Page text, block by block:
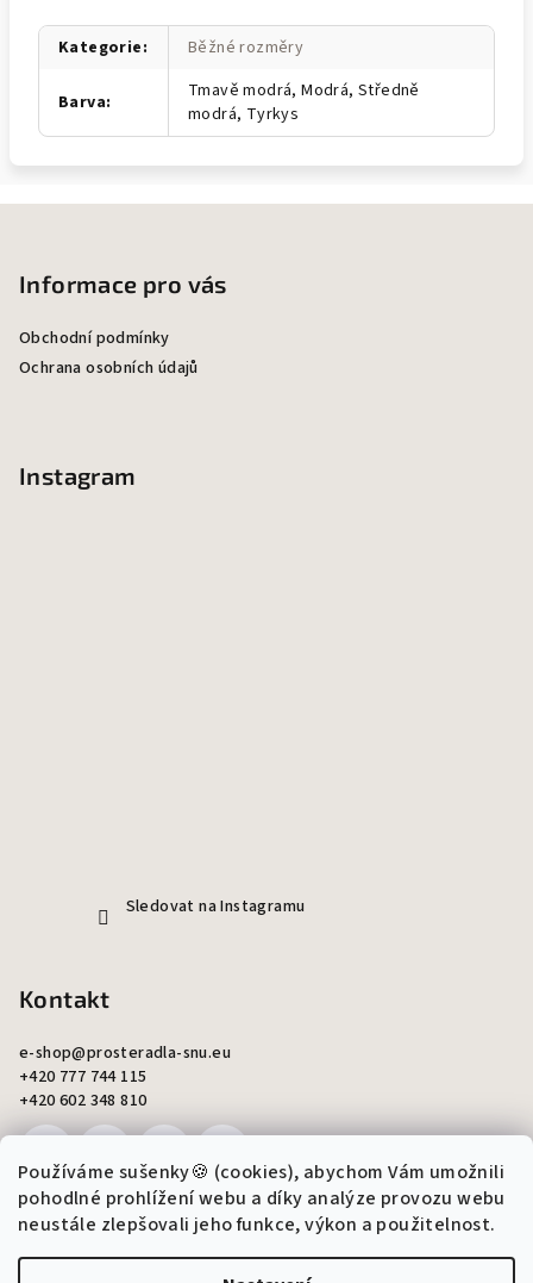
Používáme sušenky🍪 (cookies), abychom Vám umožnili
pohodlné prohlížení webu a díky analýze provozu webu
neustále zlepšovali jeho funkce, výkon a použitelnost.
Kategorie: Běžné rozměry
Barva:
Tmavě modrá, Modrá, Středně
modrá, Tyrkys
Informace pro vás
Obchodní podmínky
Ochrana osobních údajů
Instagram
Sledovat na Instagramu
Kontakt
e-shop@prosteradla-snu.eu
+420 777 744 115
+420 602 348 810
Copyright 2026Šití snů - Monika Ondráková. Všechna práva
Upravit nastavení cookies